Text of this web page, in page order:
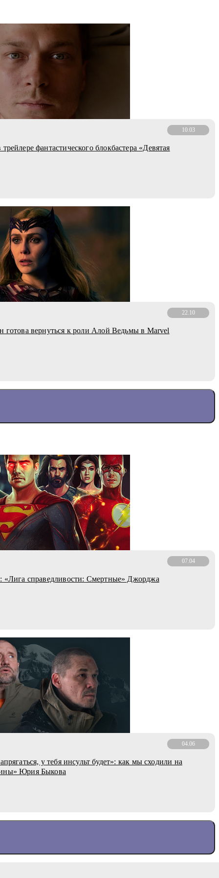
10.03
фантастического блокбастера «Девятая
22.10
готова вернуться к роли Алой Ведьмы в Marvel
07.04
«Лига справедливости: Смертные» Джорджа
04.06
у тебя инсульт будет»: как мы сходили на
Юрия Быкова